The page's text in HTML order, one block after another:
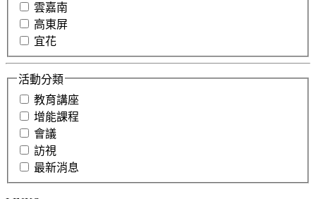
雲嘉南
高東屏
宜花
活動分類
教育講座
增能課程
會議
訪視
最新消息